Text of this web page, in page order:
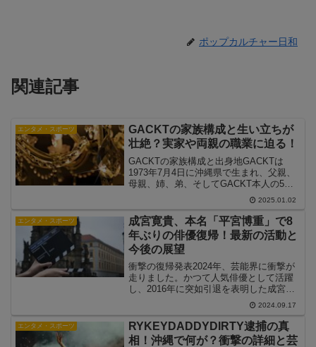
ポップカルチャー日和
関連記事
エンタメ・スポーツ
GACKTの家族構成と生い立ちが
壮絶？実家や両親の職業に迫る！
GACKTの家族構成と出身地GACKTは
1973年7月4日に沖縄県で生まれ、父親、
母親、姉、弟、そしてGACKT本人の5人
家族で育ちました。3人兄弟の真ん中とし
て、幼少期を沖縄県で過ごしましたが、
両親の離婚後、母親の出身地である滋賀
県に移り...
2025.01.02
エンタメ・スポーツ
成宮寛貴、本名「平宮博重」で8
年ぶりの俳優復帰！最新の活動と
今後の展望
衝撃の復帰発表2024年、芸能界に衝撃が
走りました。かつて人気俳優として活躍
し、2016年に突如引退を表明した成宮寛
貴さんが、本名の平宮博重として8年ぶり
に俳優業に復帰することが明らかになっ
たのです。成宮さんは2000年、18歳の時
に宮本亞...
2024.09.17
エンタメ・スポーツ
RYKEYDADDYDIRTY逮捕の真
相！沖縄で何が？衝撃の詳細と芸